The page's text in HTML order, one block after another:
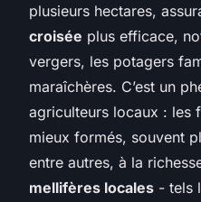
plusieurs hectares,
croisée plus efficace,
vergers, les potagers
maraîchères. C’est un
agriculteurs locaux : les
mieux formés, souvent
entre autres, à la
mellifères locales - tels